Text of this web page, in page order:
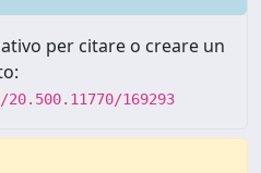
per citare o creare un
169293